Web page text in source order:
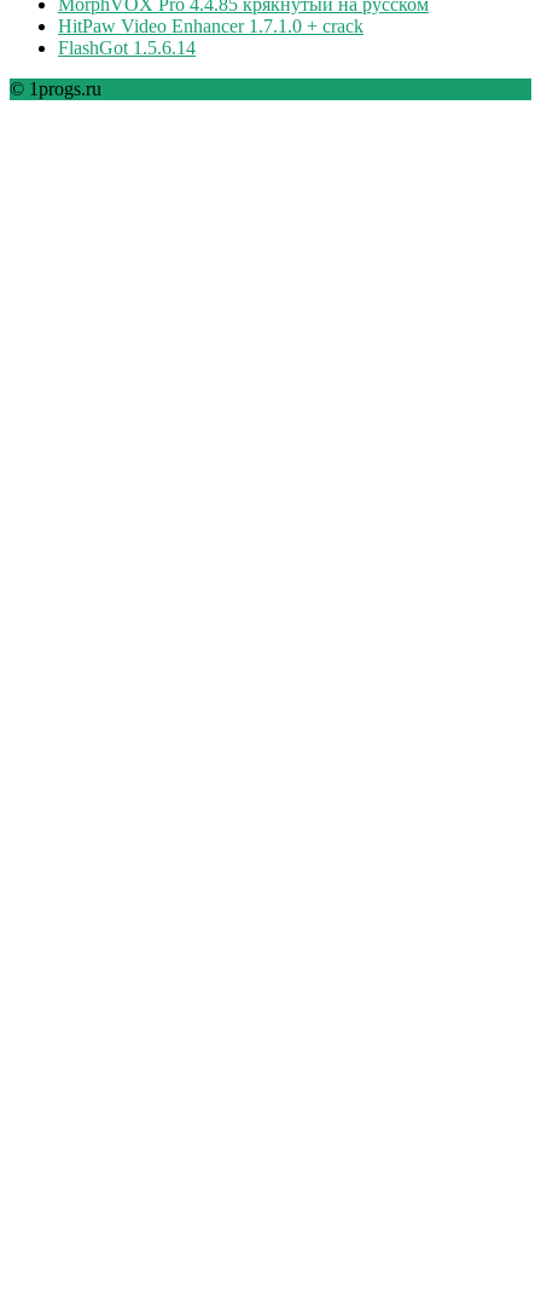
MorphVOX Pro 4.4.85 крякнутый на русском
HitPaw Video Enhancer 1.7.1.0 + crack
FlashGot 1.5.6.14
© 1progs.ru